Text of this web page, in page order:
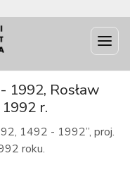
1992, Rosław
r.
1492 - 1992”, proj.
roku.